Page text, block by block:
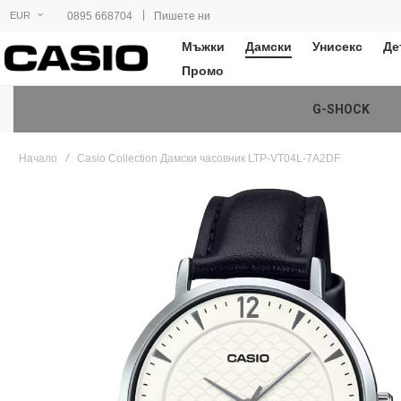
EUR 0895 668704 | Пишете ни
Мъжки Дамски Унисекс
Промо
G-SHOCK
Начало Casio Collection Дамски часовник LTP-VT04L-7A2DF